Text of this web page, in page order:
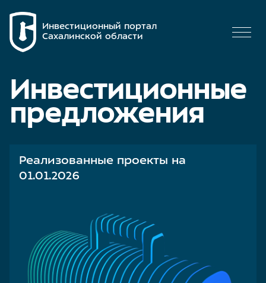
Инвестиционный портал
Сахалинской области
Инвестиционные
предложения
Реализованные проекты на
01.01.2026